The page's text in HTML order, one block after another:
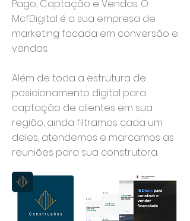
Pago, Captação e Vendas. O
McfDigital é a sua empresa de
marketing focada em conversão e
vendas.
Além de toda a estrutura de
posicionamento digital para
captação de clientes em sua
região, ainda filtramos cada um
deles, atendemos e marcamos as
reuniões para sua construtora.